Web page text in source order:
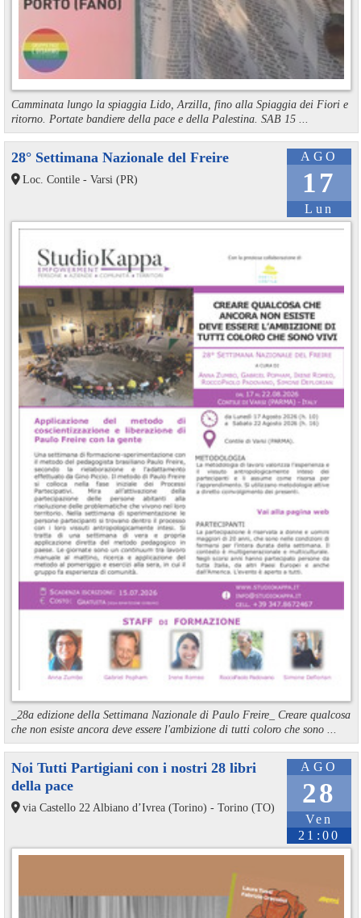
Camminata lungo la spiaggia Lido, Arzilla, fino alla Spiaggia dei Fiori e
ritorno. Portate bandiere della pace e della Palestina. SAB 15 ...
AGO
17
Lun
28° Settimana Nazionale del Freire
Loc. Contile - Varsi (PR)
_28a edizione della Settimana Nazionale di Paulo Freire_ Creare qualcosa
che non esiste ancora deve essere l'ambizione di tutti coloro che sono ...
AGO
28
Ven
21:00
Noi Tutti Partigiani con i nostri 28 libri
della pace
via Castello 22 Albiano d’Ivrea (Torino) - Torino (TO)